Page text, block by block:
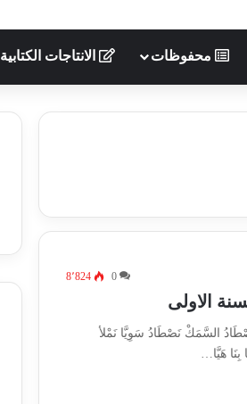
محفوظات الانتاجات الكتابية
0 8٬824
الاولى
السَّمَكْ نَصْطَادُ سَوِيَّا نَمْلأ
بِنَا هَيَّا…